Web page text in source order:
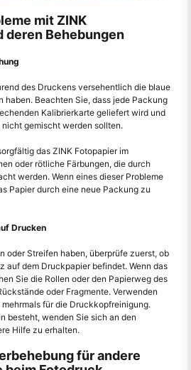
mit ZINK
deren Behebungen
des Druckens versehentlich die blaue
haben. Beachten Sie, dass jede Packung
Kalibrierkarte geliefert wird und
gemischt werden sollten.
das ZINK Fotopapier im
oder rötliche Färbungen, die durch
werden. Wenn eines dieser Probleme
Papier durch eine neue Packung zu
Drucken
oder Streifen haben, überprüfe zuerst, ob
auf dem Druckpapier befindet. Wenn das
Sie die Rollen oder den Papierweg des
oder Fragmente. Verwenden
für die Druckkopfreinigung.
besteht, wenden Sie sich an den
Hilfe zu erhalten.
für andere